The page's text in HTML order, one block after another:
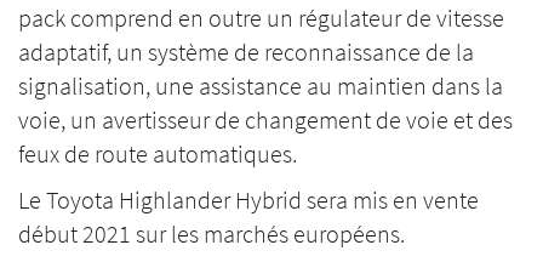
pack comprend en outre un régulateur de vitesse
adaptatif, un système de reconnaissance de la
signalisation, une assistance au maintien dans la
voie, un avertisseur de changement de voie et des
feux de route automatiques.
Le Toyota Highlander Hybrid sera mis en vente
début 2021 sur les marchés européens.